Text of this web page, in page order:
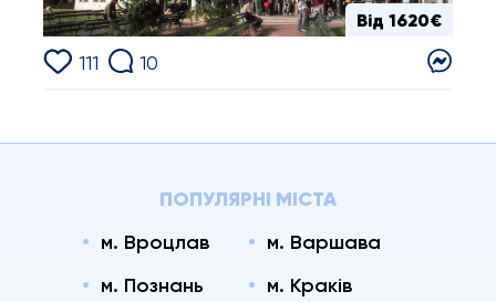
Від 1620€
111 10
ПОПУЛЯРНІ МІСТА
м. Вроцлав
м. Варшава
м. Познань
м. Краків